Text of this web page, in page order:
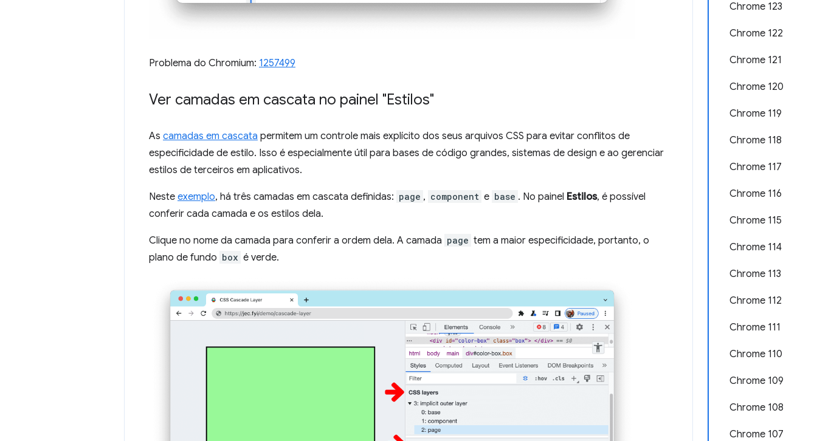
Chrome 123
Chrome 122
Chrome 121
Chrome 120
Chrome 119
Chrome 118
Chrome 117
Chrome 116
Chrome 115
Chrome 114
Chrome 113
Chrome 112
Chrome 111
Chrome 110
Chrome 109
Chrome 108
Chrome 107
Problema do Chromium: 1257499
Ver camadas em cascata no painel "Estilos"
As camadas em cascata permitem um controle mais explícito dos seus arquivos CSS para evitar conflitos de
especificidade de estilo. Isso é especialmente útil para bases de código grandes, sistemas de design e ao gerenciar
estilos de terceiros em aplicativos.
Neste exemplo, há três camadas em cascata definidas: page , component e base . No painel Estilos, é possível
conferir cada camada e os estilos dela.
Clique no nome da camada para conferir a ordem dela. A camada page tem a maior especificidade, portanto, o
plano de fundo box é verde.